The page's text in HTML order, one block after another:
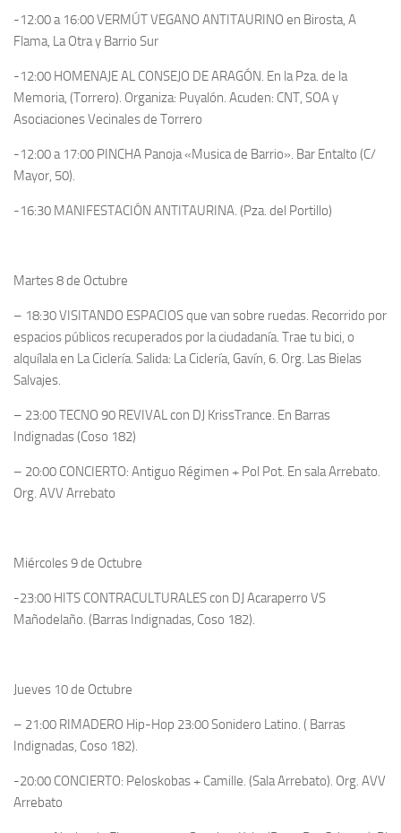
-12:00 a 16:00 VERMÚT VEGANO ANTITAURINO en Birosta, A
Flama, La Otra y Barrio Sur
-12:00 HOMENAJE AL CONSEJO DE ARAGÓN. En la Pza. de la
Memoria, (Torrero). Organiza: Puyalón. Acuden: CNT, SOA y
Asociaciones Vecinales de Torrero
-12:00 a 17:00 PINCHA Panoja «Musica de Barrio». Bar Entalto (C/
Mayor, 50).
-16:30 MANIFESTACIÓN ANTITAURINA. (Pza. del Portillo)
Martes 8 de Octubre
– 18:30 VISITANDO ESPACIOS que van sobre ruedas. Recorrido por
espacios públicos recuperados por la ciudadanía. Trae tu bici, o
alquílala en La Ciclería. Salida: La Ciclería, Gavín, 6. Org. Las Bielas
Salvajes.
– 23:00 TECNO 90 REVIVAL con DJ KrissTrance. En Barras
Indignadas (Coso 182)
– 20:00 CONCIERTO: Antiguo Régimen + Pol Pot. En sala Arrebato.
Org. AVV Arrebato
Miércoles 9 de Octubre
-23:00 HITS CONTRACULTURALES con DJ Acaraperro VS
Mañodelaño. (Barras Indignadas, Coso 182).
Jueves 10 de Octubre
– 21:00 RIMADERO Hip-Hop 23:00 Sonidero Latino. ( Barras
Indignadas, Coso 182).
-20:00 CONCIERTO: Peloskobas + Camille. (Sala Arrebato). Org. AVV
Arrebato